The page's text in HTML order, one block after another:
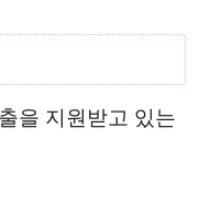
을 지원받고 있는